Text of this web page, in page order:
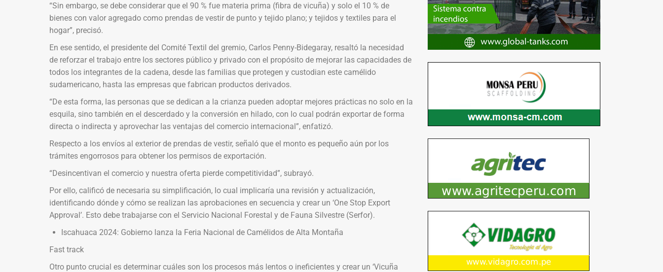
“Sin embargo, se debe considerar que el 90 % fue materia prima (fibra de vicuña) y solo el 10 % de
bienes con valor agregado como prendas de vestir de punto y tejido plano; y tejidos y textiles para el
hogar”, precisó.
En ese sentido, el presidente del Comité Textil del gremio, Carlos Penny-Bidegaray, resaltó la necesidad
de reforzar el trabajo entre los sectores público y privado con el propósito de mejorar las capacidades de
todos los integrantes de la cadena, desde las familias que protegen y custodian este camélido
sudamericano, hasta las empresas que fabrican productos derivados.
“De esta forma, las personas que se dedican a la crianza pueden adoptar mejores prácticas no solo en la
esquila, sino también en el descerdado y la conversión en hilado, con lo cual podrán exportar de forma
directa o indirecta y aprovechar las ventajas del comercio internacional”, enfatizó.
Respecto a los envíos al exterior de prendas de vestir, señaló que el monto es pequeño aún por los
trámites engorrosos para obtener los permisos de exportación.
“Desincentivan el comercio y nuestra oferta pierde competitividad”, subrayó.
Por ello, calificó de necesaria su simplificación, lo cual implicaría una revisión y actualización,
identificando dónde y cómo se realizan las aprobaciones en secuencia y crear un ‘One Stop Export
Approval’. Esto debe trabajarse con el Servicio Nacional Forestal y de Fauna Silvestre (Serfor).
Iscahuaca 2024: Gobierno lanza la Feria Nacional de Camélidos de Alta Montaña
Fast track
Otro punto crucial es determinar cuáles son los procesos más lentos o ineficientes y crear un ‘Vicuña